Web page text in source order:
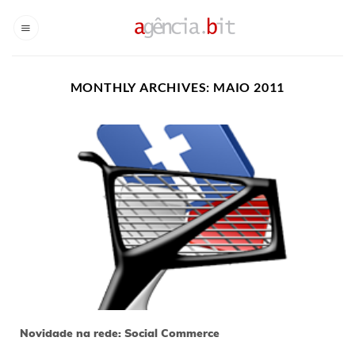
MONTHLY ARCHIVES: MAIO 2011
Novidade na rede: Social Commerce